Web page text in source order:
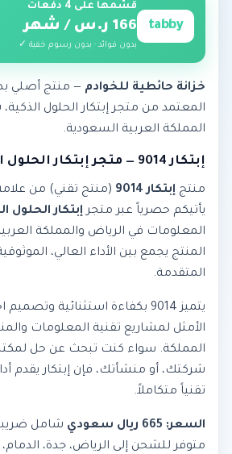
tabby
قسّمها على 4 دفعات
166 ر.س / شهر
بدون فوائد · بدون رسوم خفية ✓
خزانة حائطية للخوادم — منتج أصلي
المعتمد من متجر إبتكار الحلول
المملكة العربية السعودية.
إبتكار 9014 — متجر إبتكار الحلول الذكية
منتج إبتكار 9014 (منتج تقني) من
يأتيكم حصرياً عبر متجرإبتكار الحلول
المعلومات في الرياض والمملكة
المنتج يجمع بين الأداء العالي،
المتقدمة.
يتميز 9014 بكفاءة استثنائية
الأمثل لمشاريع تقنية المعلومات
المملكة. سواء كنت تبحث عن حل
شركتك، أو منشأتك، فإن إبتكار يقدم
تقنياً متكاملاً.
السعر: 665 ريال سعودي
شامل
متوفر للشحن إلى الرياض، جدة، الدمام،